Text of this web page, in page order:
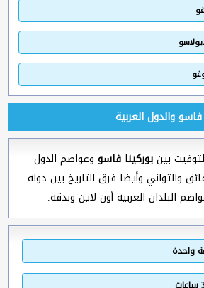
والدول العربية
بينبوركينا فاسو وعواصم الدول
والثواني وأيضا فرق التاريخ بين دولة
البلدان العربية أون لاين وبدقة.
واحدة